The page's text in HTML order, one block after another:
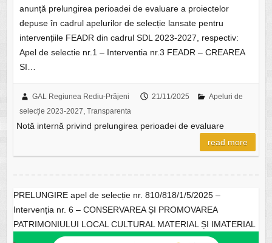
anunță prelungirea perioadei de evaluare a proiectelor
depuse în cadrul apelurilor de selecție lansate pentru
intervențiile FEADR din cadrul SDL 2023-2027, respectiv:
Apel de selectie nr.1 – Interventia nr.3 FEADR – CREAREA
SI…
GAL Regiunea Rediu-Prăjeni 21/11/2025
Apeluri de
selecție 2023-2027, Transparenta
Notă internă privind prelungirea perioadei de evaluare
read more
PRELUNGIRE apel de selecție nr. 810/818/1/5/2025 –
Intervenția nr. 6 – CONSERVAREA ȘI PROMOVAREA
PATRIMONIULUI LOCAL CULTURAL MATERIAL ȘI IMATERIAL